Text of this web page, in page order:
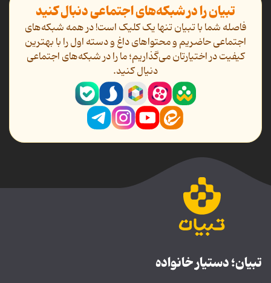
تبیان را در شبکه‌های اجتماعی دنبال کنید
فاصله شما با تبیان تنها یک کلیک است! در همه شبکه‌های
اجتماعی حاضریم و محتواهای داغ و دسته اول را با بهترین
کیفیت در اختیارتان می‌گذاریم؛ ما را در شبکه‌های اجتماعی
دنیال کنید.
تبیان؛ دستیار خانواده